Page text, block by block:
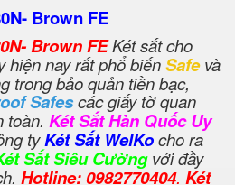
Brown FE
Brown FEKét sắt cho
hiện nay rất phổ biếnSafe và
trong bảo quản tiền bạc,
Safescác giấy tờ quan
toàn. Két Sắt Hàn Quốc Uy
tyKét Sắt WelKocho ra
Sắt Siêu Cườngvới đầy
Hotline: 0982770404. Két